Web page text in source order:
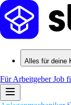
Alles für deine
Für ArbeitgeberJob